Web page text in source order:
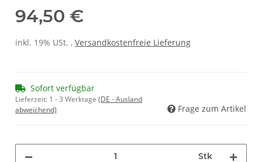
94,50 €
inkl. 19% USt. , Versandkostenfreie Lieferung
Sofort verfügbar
Lieferzeit: 1 - 3 Werktage (DE - Ausland
abweichend)
Frage zum Artikel
Stk